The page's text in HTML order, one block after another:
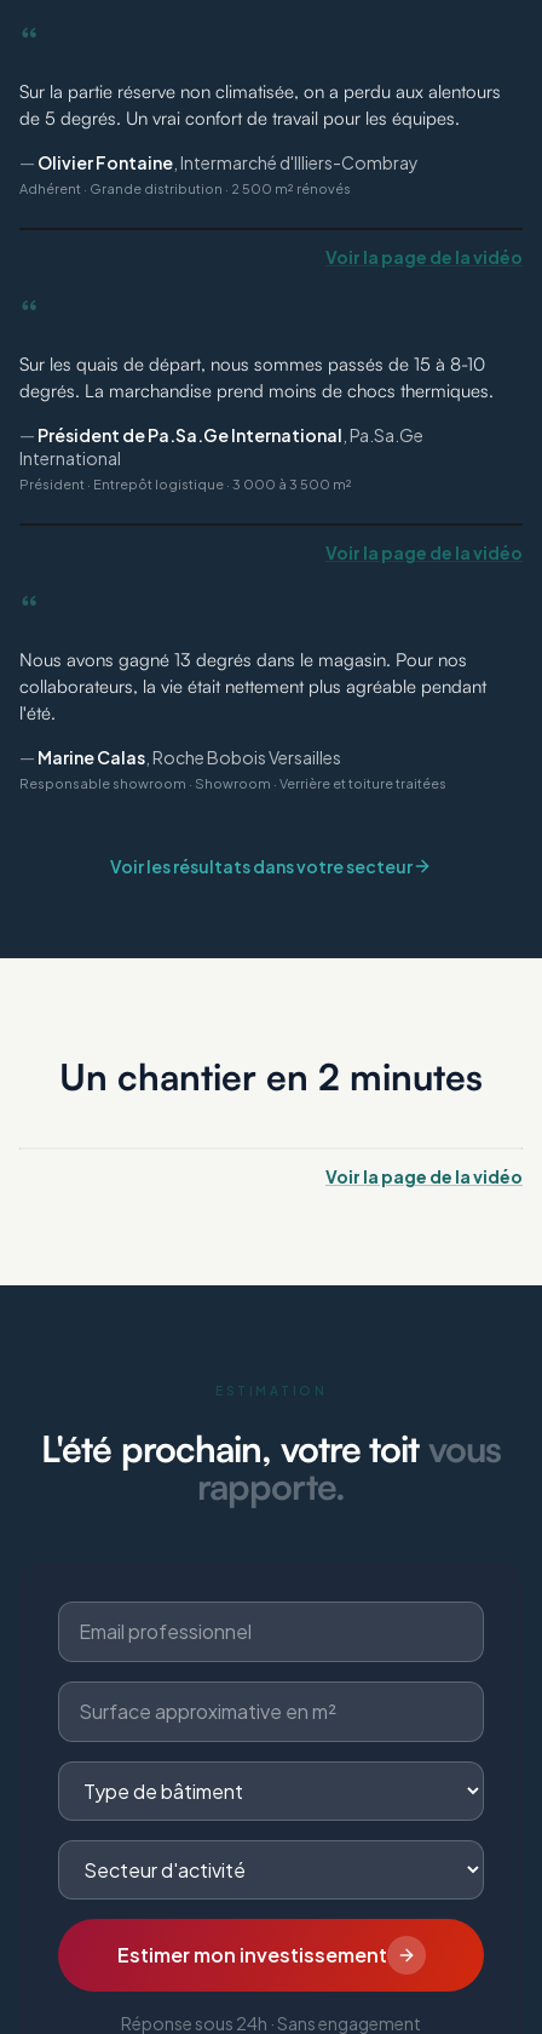
“
Sur la partie réserve non climatisée, on a perdu aux alentours
de 5 degrés. Un vrai confort de travail pour les équipes.
— Olivier Fontaine Intermarché d'Illiers-Combray
Adhérent · Grande distribution · 2 500 m² rénovés
Voir la page de la vidéo
“
Sur les quais de départ, nous sommes passés de 15 à 8-10
degrés. La marchandise prend moins de chocs thermiques.
— Président de Pa.Sa.Ge International Pa.Sa.Ge
International
Président · Entrepôt logistique · 3 000 à 3 500 m²
Voir la page de la vidéo
“
Nous avons gagné 13 degrés dans le magasin. Pour nos
collaborateurs, la vie était nettement plus agréable pendant
l'été.
— Marine Calas Roche Bobois Versailles
Responsable showroom · Showroom · Verrière et toiture traitées
Voir les résultats dans votre secteur
Un chantier en 2 minutes
Voir la page de la vidéo
ESTIMATION
L'été prochain, votre toitvous
rapporte.
Estimer mon investissement
Réponse sous 24h · Sans engagement